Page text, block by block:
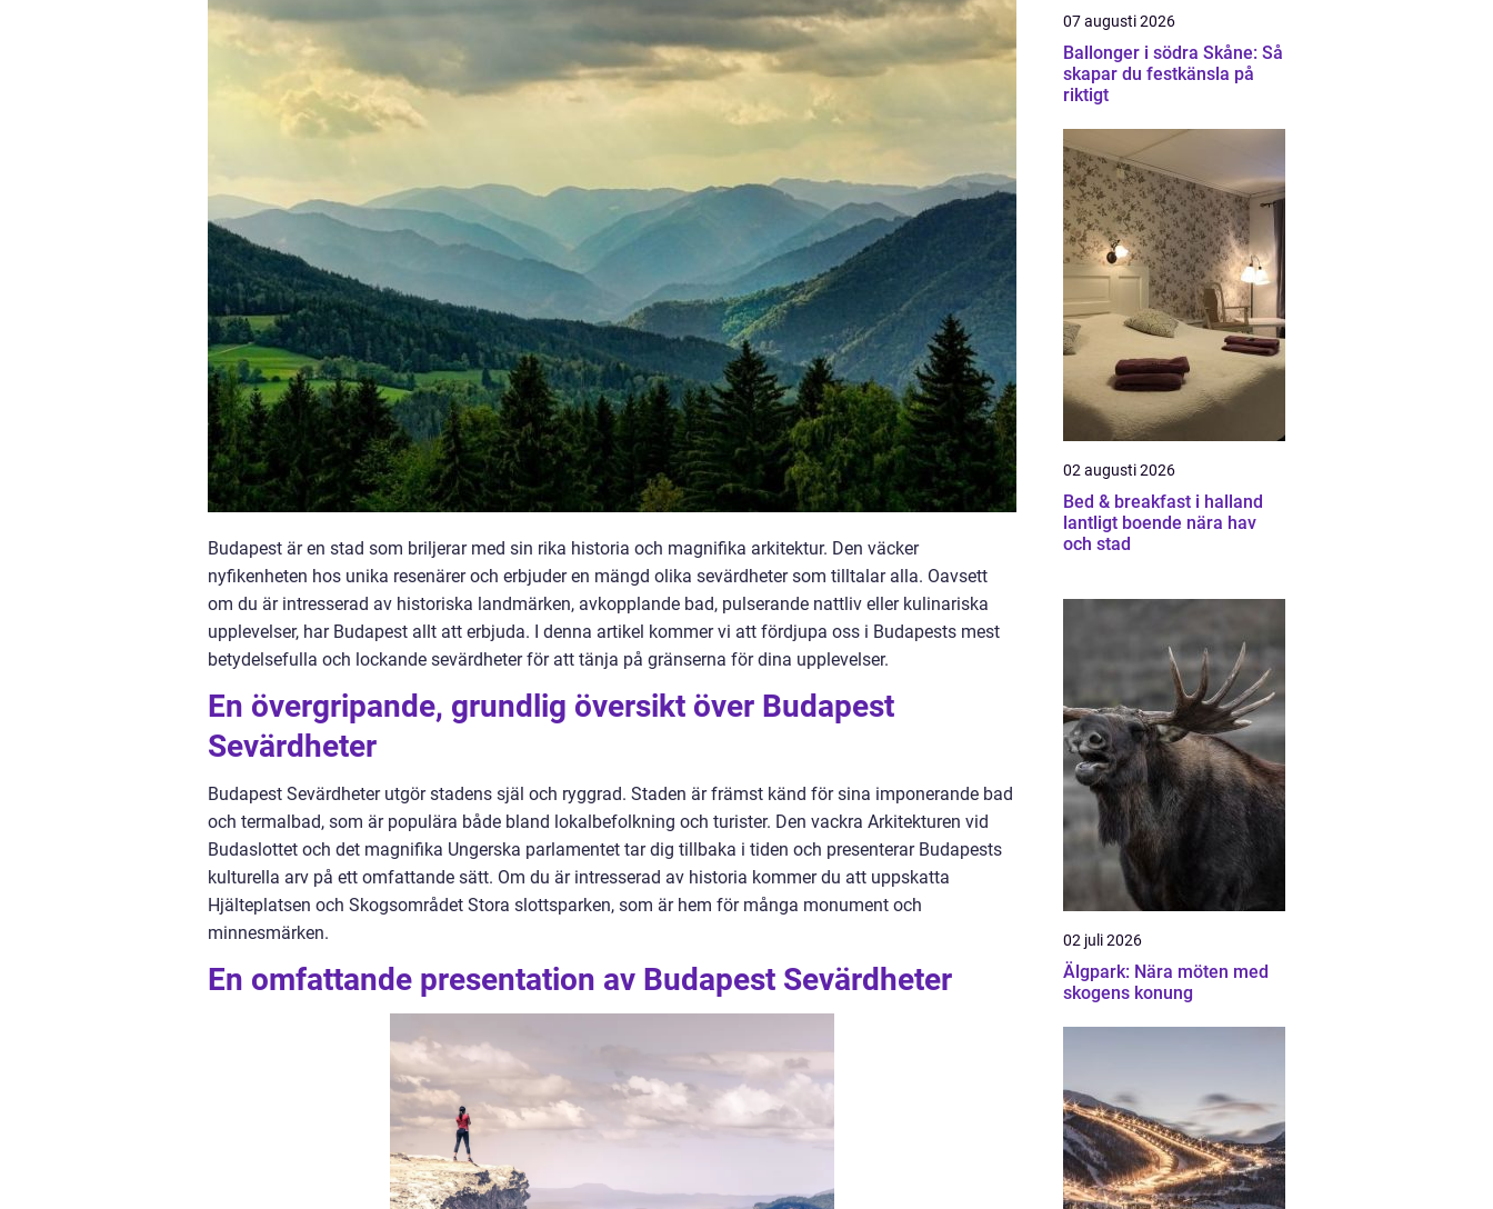
Budapest är en stad som briljerar med sin rika historia och magnifika arkitektur. Den väcker
nyfikenheten hos unika resenärer och erbjuder en mängd olika sevärdheter som tilltalar alla. Oavsett
om du är intresserad av historiska landmärken, avkopplande bad, pulserande nattliv eller kulinariska
upplevelser, har Budapest allt att erbjuda. I denna artikel kommer vi att fördjupa oss i Budapests mest
betydelsefulla och lockande sevärdheter för att tänja på gränserna för dina upplevelser.
En övergripande, grundlig översikt över Budapest
Sevärdheter
Budapest Sevärdheter utgör stadens själ och ryggrad. Staden är främst känd för sina imponerande bad
och termalbad, som är populära både bland lokalbefolkning och turister. Den vackra Arkitekturen vid
Budaslottet och det magnifika Ungerska parlamentet tar dig tillbaka i tiden och presenterar Budapests
kulturella arv på ett omfattande sätt. Om du är intresserad av historia kommer du att uppskatta
Hjälteplatsen och Skogsområdet Stora slottsparken, som är hem för många monument och
minnesmärken.
En omfattande presentation av Budapest Sevärdheter
07 augusti 2026
Ballonger i södra Skåne: Så
skapar du festkänsla på
riktigt
02 augusti 2026
Bed & breakfast i halland
lantligt boende nära hav
och stad
02 juli 2026
Älgpark: Nära möten med
skogens konung